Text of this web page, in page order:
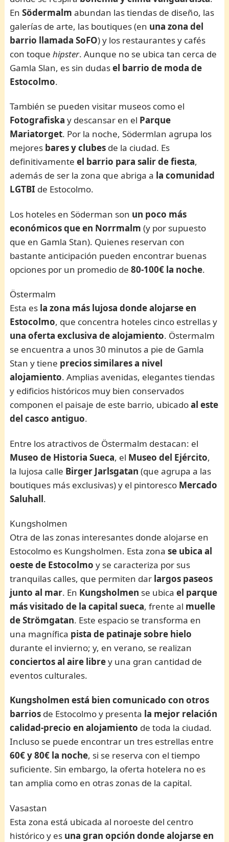
EnSödermalm abundan las tiendas de diseño, las
galerías de arte, las boutiques (en una zona del
barrio llamada SoFO) y los restaurantes y cafés
con toquehipster. Aunque no se ubica tan cerca de
Gamla Slan, es sin dudasel barrio de moda de
Estocolmo.
También se pueden visitar museos como el
Fotografiska y descansar en el Parque
Mariatorget. Por la noche, Södermlan agrupa los
mejores bares y clubes de la ciudad. Es
definitivamenteel barrio para salir de fiesta,
además de ser la zona que abriga a la comunidad
LGTBI de Estocolmo.
Los hoteles en Söderman son un poco más
económicos que en Norrmalm (y por supuesto
que en Gamla Stan). Quienes reservan con
bastante anticipación pueden encontrar buenas
opciones por un promedio de80-100€ la noche.
Östermalm
Esta es la zona más lujosa donde alojarse en
Estocolmo, que concentra hoteles cinco estrellas y
una oferta exclusiva de alojamiento. Östermalm
se encuentra a unos 30 minutos a pie de Gamla
Stan y tiene precios similares a nivel
alojamiento. Amplias avenidas, elegantes tiendas
y edificios históricos muy bien conservados
componen el paisaje de este barrio, ubicadoal este
del casco antiguo.
Entre los atractivos de Östermalm destacan: el
Museo de Historia Sueca, el Museo del Ejército,
la lujosa calle Birger Jarlsgatan (que agrupa a las
boutiques más exclusivas) y el pintoresco Mercado
Saluhall.
Kungsholmen
Otra de las zonas interesantes donde alojarse en
Estocolmo es Kungsholmen. Esta zonase ubica al
oeste de Estocolmo y se caracteriza por sus
tranquilas calles, que permiten dar largos paseos
junto al mar. En Kungsholmen se ubicael parque
más visitado de la capital sueca, frente al muelle
de Strömgatan. Este espacio se transforma en
una magnífica pista de patinaje sobre hielo
durante el invierno; y, en verano, se realizan
conciertos al aire librey una gran cantidad de
eventos culturales.
Kungsholmen está bien comunicado con otros
barrios de Estocolmo y presenta la mejor relación
calidad-precio en alojamiento de toda la ciudad.
Incluso se puede encontrar un tres estrellas entre
60€ y 80€ la noche, si se reserva con el tiempo
suficiente. Sin embargo, la oferta hotelera no es
tan amplia como en otras zonas de la capital.
Vasastan
Esta zona está ubicada al noroeste del centro
histórico y es una gran opción donde alojarse en